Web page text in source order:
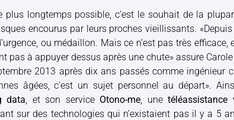
plus longtemps possible, c’est le souhait de la
encourus par leurs proches vieillissants.
ou médaillon. Mais ce n’est pas très
pas à appuyer dessus après une chute» assure
2013 après dix ans passés comme ingénieur
âgées, c’est un sujet personnel au départ».
data , et son service Otono-me , une téléassistance
sur des technologies qui n’existaient pas il y a 5